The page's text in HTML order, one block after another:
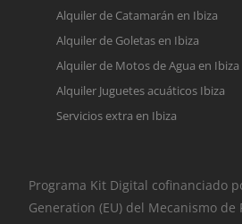
Alquiler de Catamarán en Ibiza
Alquiler de Goletas en Ibiza
Alquiler de Motos de Agua en Ibiza
Alquiler Juguetes acuáticos Ibiza
Servicios extra en Ibiza
Programa Kit Digital cofinanciado
Generation (EU) del Mecanismo de